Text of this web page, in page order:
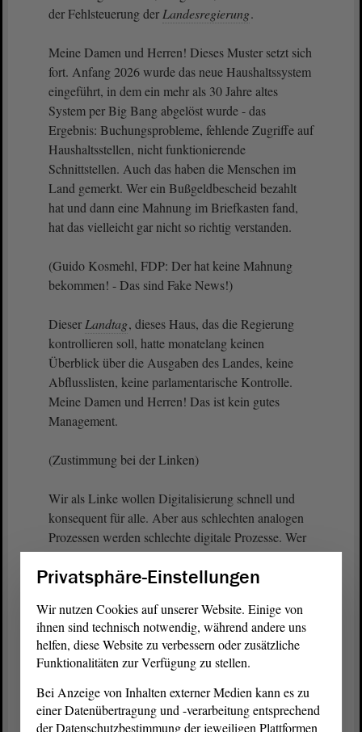
der Fehlsteuerung der Landesregierung.
Meine Damen und Herren! Dieses Muster setzt sich
fort. Anfang 2026 wurde das neue Haushaltssystem
eingeführt, in dem ein mehr als 30 Jahre altes
System per Big Bang abgelöst wurde - das
Ergebnis: Buchungsprobleme, fehlende Zugriffe auf
Haushaltsstellen, nicht funktionierende
Schnittstellen. Auch das haben die Menschen im
Land gemerkt. Wer ein Bußgeldbescheid bezahlt
hat und dann eine Mahnung im Briefkasten fand,
hat das vielleicht gar nicht so richtig verstanden.
(Guido Kosmehl, FDP: Der hat keine Mahnung
bekommen! - Das sind Fake News!)
Dieser Landtag, dieses Haus, das die Regierung
kontrollieren soll, hatte monatelang keinen
Überblick über die Ausgaben des Landes, keine
Abflusslisten, keine parlamentarische Kontrolle.
Meine Damen und Herren! Das ist kein gutes
Management.
(Zustimmung bei der Linken)
Wir als Linke wollen Digitalisierung schnell und
konsequent für alle. Aber aus schlechten analogen
Prozessen werden schlechte digitale Prozesse. Wer
das nicht versteht, der digitalisiert das Problem. Er
löst es nicht. Darum müssen die Prozesse gut
(Matthias Redlich, CDU: So viele Phrasen!)
Wenn Prozesse die Verwaltung entlasten, dann
gehören freiwerdende Kapazitäten in den
Bürgerservice, nicht in den Haushalt, insbesondere
Privatsphäre-Einstellungen
Wir nutzen Cookies auf unserer Website. Einige von
ihnen sind technisch notwendig, während andere uns
helfen, diese Website zu verbessern oder zusätzliche
Funktionalitäten zur Verfügung zu stellen.
Bei Anzeige von Inhalten externer Medien kann es zu
einer Datenübertragung und -verarbeitung entsprechend
der Datenschutzbestimmung der jeweiligen Plattformen